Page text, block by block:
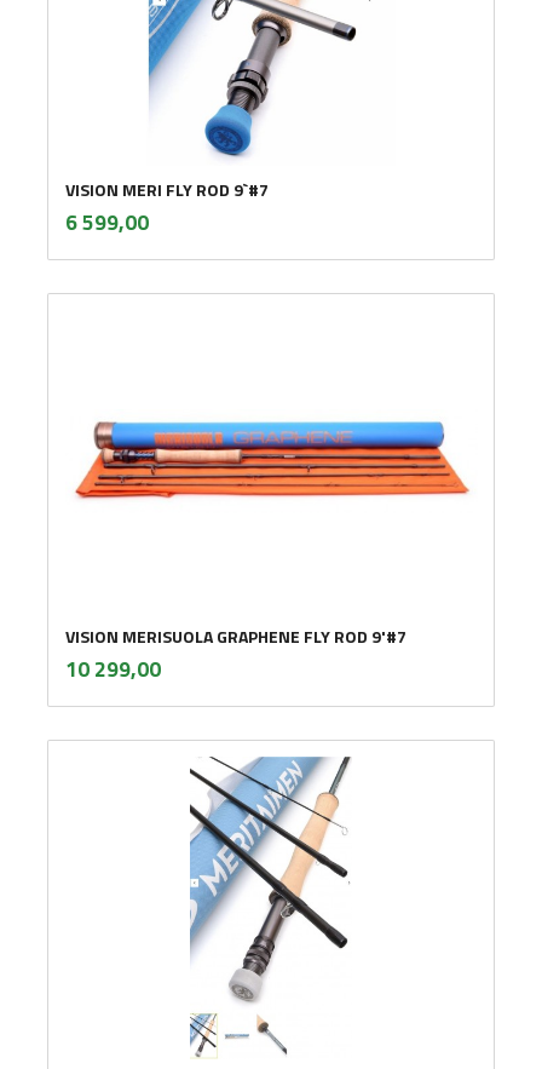
VISION MERI FLY ROD 9`#7
Pris
6 599,00mva.
VISION MERISUOLA GRAPHENE FLY ROD 9'#7
Pris
10 299,00mva.